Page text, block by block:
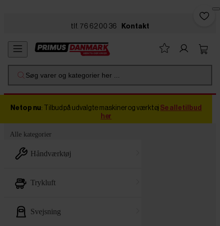
tlf. 76 62 00 36 Kontakt
Søg varer og kategorier her ...
Netop nu: Tilbud på udvalgte maskiner og værktøj Se alle tilbud
her
Alle kategorier
håndværktøj
trykluft
svejsning